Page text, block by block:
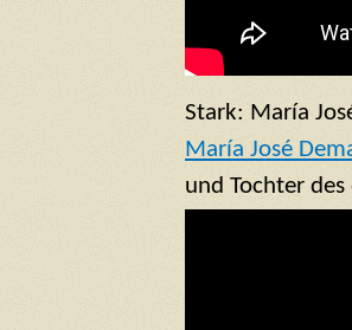
Stark: María
María José
und Tochter des